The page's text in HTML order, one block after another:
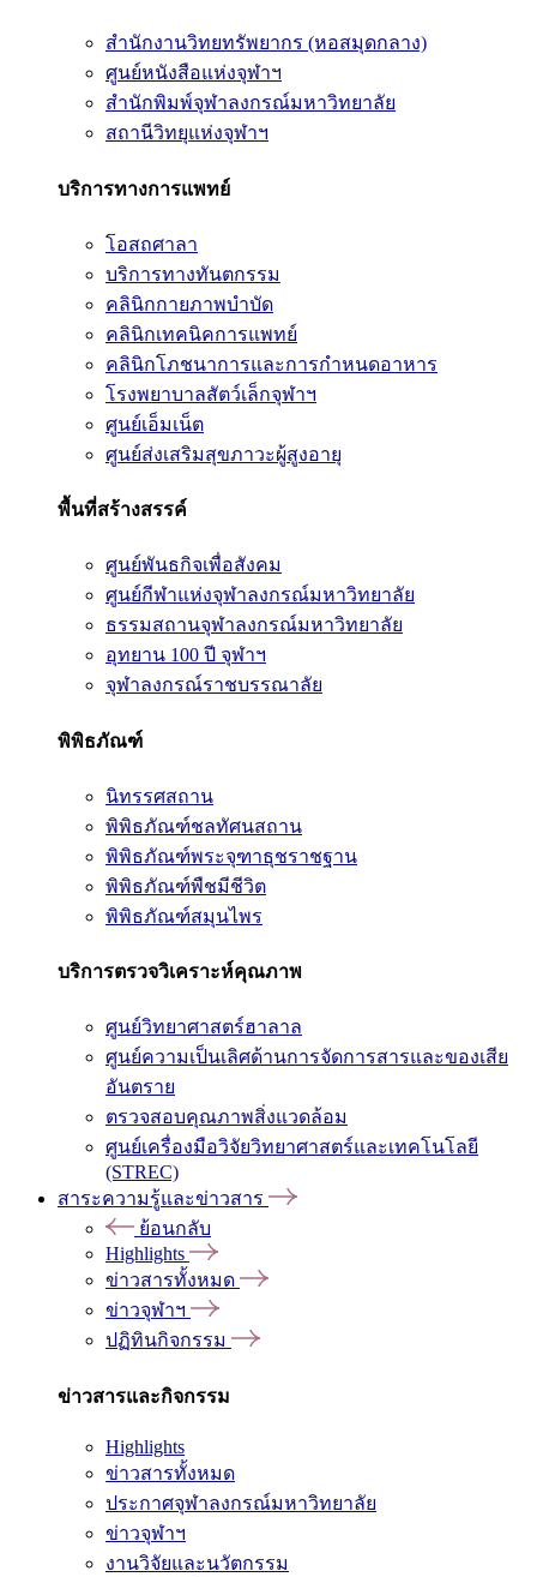
สำนักงานวิทยทรัพยากร (หอสมุดกลาง)
ศูนย์หนังสือแห่งจุฬาฯ
สำนักพิมพ์จุฬาลงกรณ์มหาวิทยาลัย
สถานีวิทยุแห่งจุฬาฯ
บริการทางการแพทย์
โอสถศาลา
บริการทางทันตกรรม
คลินิกกายภาพบำบัด
คลินิกเทคนิคการแพทย์
คลินิกโภชนาการและการกำหนดอาหาร
โรงพยาบาลสัตว์เล็กจุฬาฯ
ศูนย์เอ็มเน็ต
ศูนย์ส่งเสริมสุขภาวะผู้สูงอายุ
พื้นที่สร้างสรรค์
ศูนย์พันธกิจเพื่อสังคม
ศูนย์กีฬาแห่งจุฬาลงกรณ์มหาวิทยาลัย
ธรรมสถานจุฬาลงกรณ์มหาวิทยาลัย
อุทยาน 100 ปี จุฬาฯ
จุฬาลงกรณ์ราชบรรณาลัย
พิพิธภัณฑ์
นิทรรศสถาน
พิพิธภัณฑ์ชลทัศนสถาน
พิพิธภัณฑ์พระจุฑาธุชราชฐาน
พิพิธภัณฑ์พืชมีชีวิต
พิพิธภัณฑ์สมุนไพร
บริการตรวจวิเคราะห์คุณภาพ
ศูนย์วิทยาศาสตร์ฮาลาล
ศูนย์ความเป็นเลิศด้านการจัดการสารและของเสีย
อันตราย
ตรวจสอบคุณภาพสิ่งแวดล้อม
ศูนย์เครื่องมือวิจัยวิทยาศาสตร์และเทคโนโลยี
(STREC)
สาระความรู้และข่าวสาร
ย้อนกลับ
Highlights
ข่าวสารทั้งหมด
ข่าวจุฬาฯ
ปฏิทินกิจกรรม
ข่าวสารและกิจกรรม
Highlights
ข่าวสารทั้งหมด
ประกาศจุฬาลงกรณ์มหาวิทยาลัย
ข่าวจุฬาฯ
งานวิจัยและนวัตกรรม